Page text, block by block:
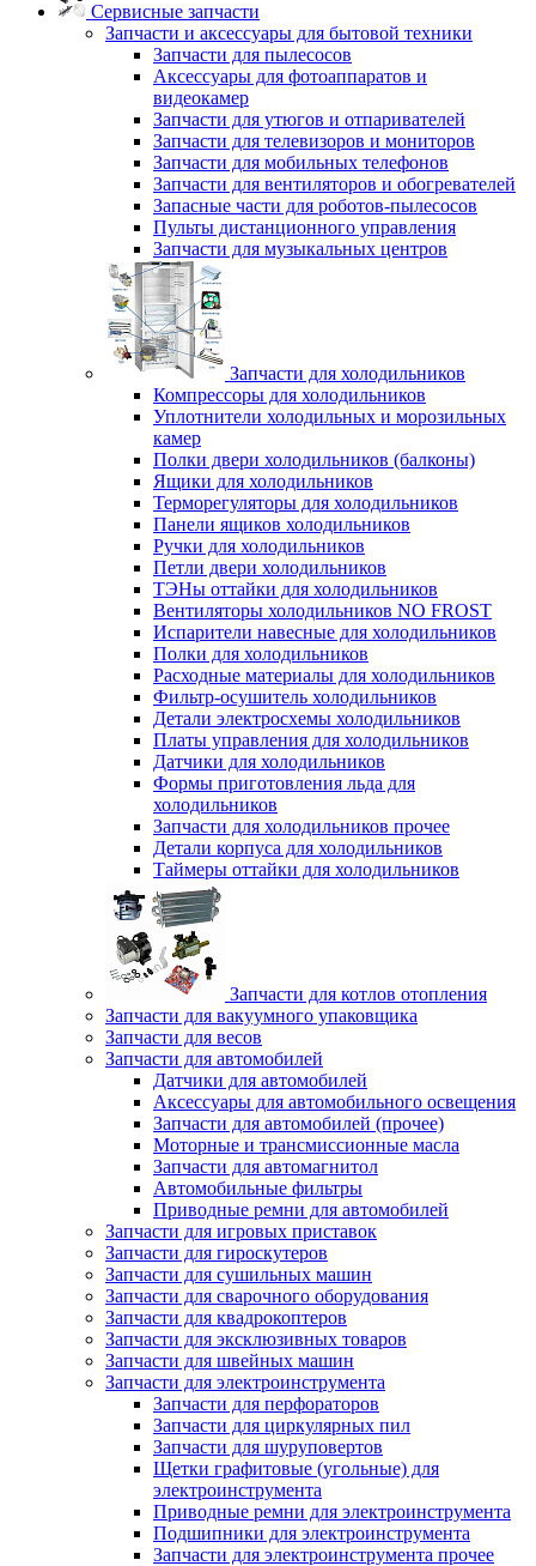
Сервисные запчасти
Запчасти и аксессуары для бытовой техники
Запчасти для пылесосов
Аксессуары для фотоаппаратов и
видеокамер
Запчасти для утюгов и отпаривателей
Запчасти для телевизоров и мониторов
Запчасти для мобильных телефонов
Запчасти для вентиляторов и обогревателей
Запасные части для роботов-пылесосов
Пульты дистанционного управления
Запчасти для музыкальных центров
Запчасти для холодильников
Компрессоры для холодильников
Уплотнители холодильных и морозильных
камер
Полки двери холодильников (балконы)
Ящики для холодильников
Терморегуляторы для холодильников
Панели ящиков холодильников
Ручки для холодильников
Петли двери холодильников
ТЭНы оттайки для холодильников
Вентиляторы холодильников NO FROST
Испарители навесные для холодильников
Полки для холодильников
Расходные материалы для холодильников
Фильтр-осушитель холодильников
Детали электросхемы холодильников
Платы управления для холодильников
Датчики для холодильников
Формы приготовления льда для
холодильников
Запчасти для холодильников прочее
Детали корпуса для холодильников
Таймеры оттайки для холодильников
Запчасти для котлов отопления
Запчасти для вакуумного упаковщика
Запчасти для весов
Запчасти для автомобилей
Датчики для автомобилей
Аксессуары для автомобильного освещения
Запчасти для автомобилей (прочее)
Моторные и трансмиссионные масла
Запчасти для автомагнитол
Автомобильные фильтры
Приводные ремни для автомобилей
Запчасти для игровых приставок
Запчасти для гироскутеров
Запчасти для сушильных машин
Запчасти для сварочного оборудования
Запчасти для квадрокоптеров
Запчасти для эксклюзивных товаров
Запчасти для швейных машин
Запчасти для электроинструмента
Запчасти для перфораторов
Запчасти для циркулярных пил
Запчасти для шуруповертов
Щетки графитовые (угольные) для
электроинструмента
Приводные ремни для электроинструмента
Подшипники для электроинструмента
Запчасти для электроинструмента прочее